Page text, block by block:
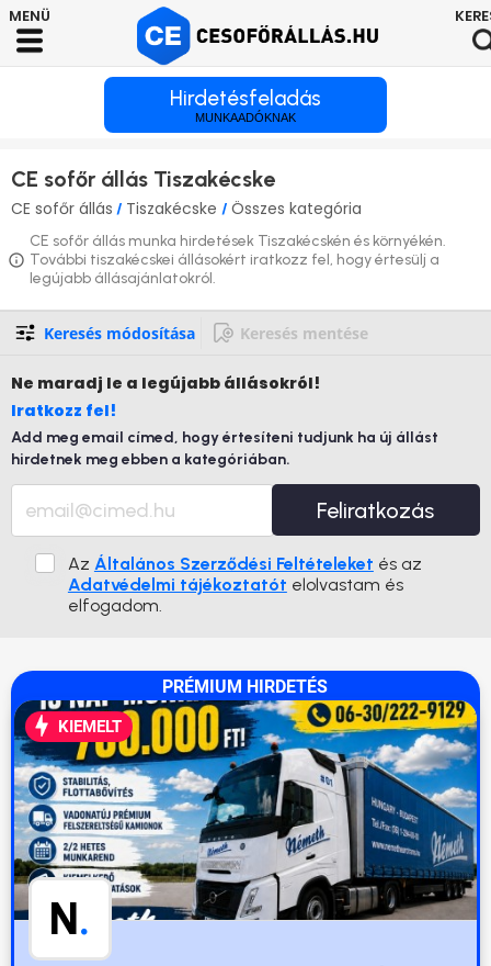
Hirdetésfeladás
MUNKAADÓKNAK
CE sofőr állás Tiszakécske
CE sofőr állás / Tiszakécske / Összes kategória
CE sofőr állás munka hirdetések Tiszakécskén és környékén.
További tiszakécskei állásokért iratkozz fel, hogy értesülj a
legújabb állásajánlatokról.
Keresés módosítása Keresés mentése
Ne maradj le a legújabb állásokról!
Iratkozz fel!
Add meg email címed, hogy értesíteni tudjunk ha új állást
hirdetnek meg ebben a kategóriában.
Feliratkozás
Az Általános Szerződési Feltételeket és az
Adatvédelmi tájékoztatót elolvastam és
elfogadom.
PRÉMIUM HIRDETÉS
KIEMELT
N.